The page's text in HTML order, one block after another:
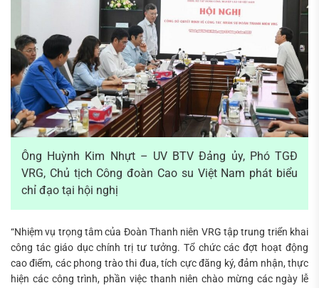
Ông Huỳnh Kim Nhựt – UV BTV Đảng ủy, Phó TGĐ
VRG, Chủ tịch Công đoàn Cao su Việt Nam phát biểu
chỉ đạo tại hội nghị
“Nhiệm vụ trọng tâm của Đoàn Thanh niên VRG tập trung triển khai
công tác giáo dục chính trị tư tưởng. Tổ chức các đợt hoạt động
cao điểm, các phong trào thi đua, tích cực đăng ký, đảm nhận, thực
hiện các công trình, phần việc thanh niên chào mừng các ngày lễ